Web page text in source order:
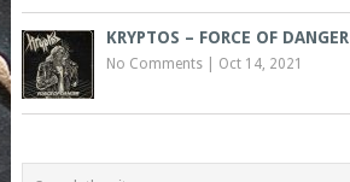
KRYPTOS – FORCE OF DANGER
No Comments| Oct 14, 2021